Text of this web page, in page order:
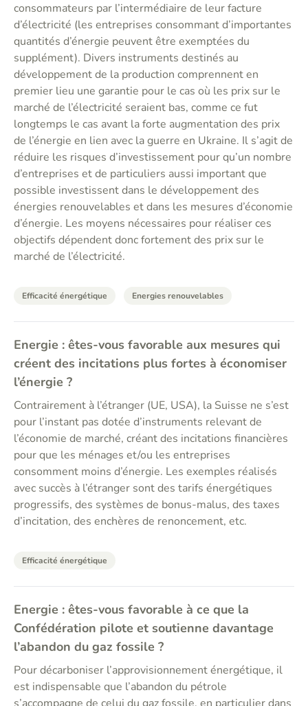
consommateurs par l’intermédiaire de leur facture
d’électricité (les entreprises consommant d’importantes
quantités d’énergie peuvent être exemptées du
supplément). Divers instruments destinés au
développement de la production comprennent en
premier lieu une garantie pour le cas où les prix sur le
marché de l’électricité seraient bas, comme ce fut
longtemps le cas avant la forte augmentation des prix
de l’énergie en lien avec la guerre en Ukraine. Il s’agit de
réduire les risques d’investissement pour qu’un nombre
d’entreprises et de particuliers aussi important que
possible investissent dans le développement des
énergies renouvelables et dans les mesures d’économie
d’énergie. Les moyens nécessaires pour réaliser ces
objectifs dépendent donc fortement des prix sur le
marché de l’électricité.
Efficacité énergétique Energies renouvelables
Energie : êtes-vous favorable aux mesures qui
créent des incitations plus fortes à économiser
l’énergie ?
Contrairement à l’étranger (UE, USA), la Suisse ne s’est
pour l’instant pas dotée d’instruments relevant de
l’économie de marché, créant des incitations financières
pour que les ménages et/ou les entreprises
consomment moins d’énergie. Les exemples réalisés
avec succès à l’étranger sont des tarifs énergétiques
progressifs, des systèmes de bonus-malus, des taxes
d’incitation, des enchères de renoncement, etc.
Efficacité énergétique
Energie : êtes-vous favorable à ce que la
Confédération pilote et soutienne davantage
l’abandon du gaz fossile ?
Pour décarboniser l’approvisionnement énergétique, il
est indispensable que l’abandon du pétrole